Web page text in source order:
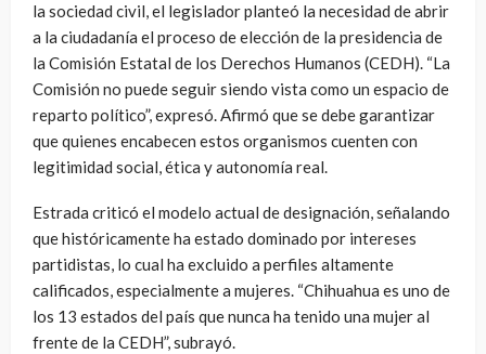
la sociedad civil, el legislador planteó la necesidad de abrir
a la ciudadanía el proceso de elección de la presidencia de
la Comisión Estatal de los Derechos Humanos (CEDH). “La
Comisión no puede seguir siendo vista como un espacio de
reparto político”, expresó. Afirmó que se debe garantizar
que quienes encabecen estos organismos cuenten con
legitimidad social, ética y autonomía real.
Estrada criticó el modelo actual de designación, señalando
que históricamente ha estado dominado por intereses
partidistas, lo cual ha excluido a perfiles altamente
calificados, especialmente a mujeres. “Chihuahua es uno de
los 13 estados del país que nunca ha tenido una mujer al
frente de la CEDH”, subrayó.